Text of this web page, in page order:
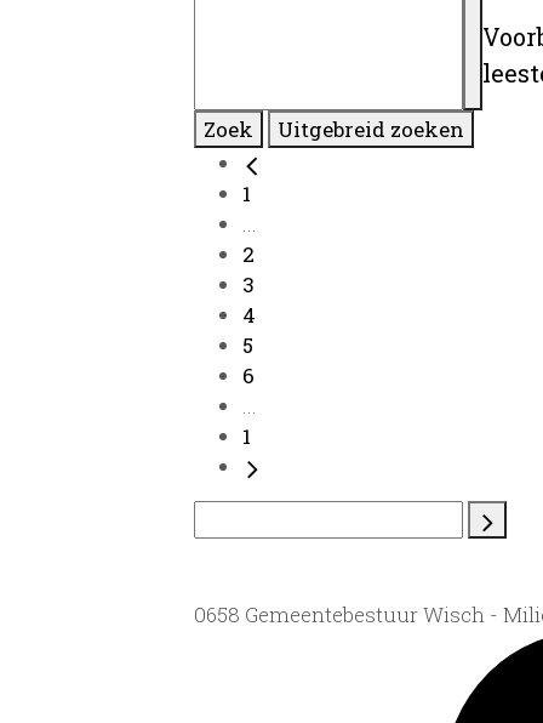
Zoek Uitgebreid zoeken
1
...
2
3
4
5
6
...
1
0658 Gemeentebestuur Wisch -